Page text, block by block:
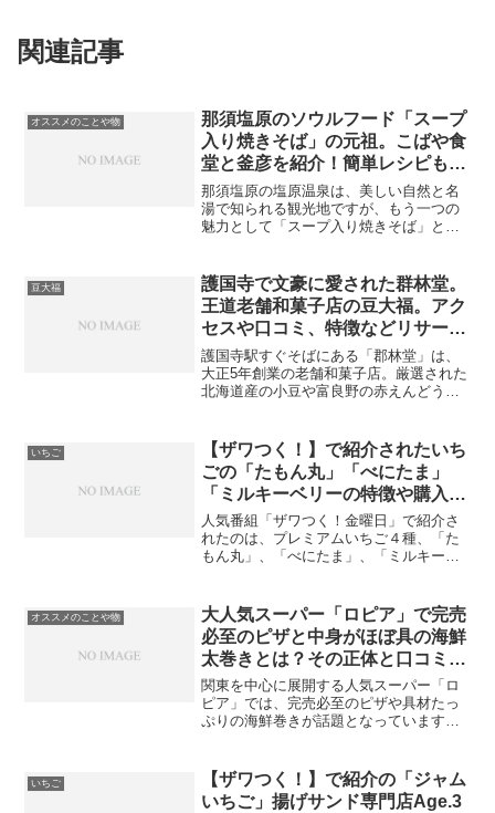
関連記事
オススメのことや物
那須塩原のソウルフード「スープ
入り焼きそば」の元祖。こばや食
堂と釜彦を紹介！簡単レシピも紹
介！！
那須塩原の塩原温泉は、美しい自然と名
湯で知られる観光地ですが、もう一つの
魅力として「スープ入り焼きそば」とい
堂”と“釜彦”をご紹介しながら、自宅でも
楽しめる簡単レシピ...
豆大福
護国寺で文豪に愛された群林堂。
王道老舗和菓子店の豆大福。アク
セスや口コミ、特徴などリサー
チ！！【東京三大豆大福】
護国寺駅すぐそばにある「郡林堂」は、
大正5年創業の老舗和菓子店。厳選された
北海道産の小豆や富良野の赤えんどう豆
は、文豪も愛した王同老舗和菓子店であ
る郡林堂の魅力や詳細情報...
いちご
【ザワつく！】で紹介されたいち
ごの「たもん丸」「べにたま」
「ミルキーベリーの特徴や購入方
法などリサーチ！
人気番組「ザワつく！金曜日」で紹介さ
れたのは、プレミアムいちご４種、「た
もん丸」、「べにたま」、「ミルキーベ
キーベリー」について、それぞれの品種
がどのように誕生し、どん...
オススメのことや物
大人気スーパー「ロピア」で完売
必至のピザと中身がほぼ具の海鮮
太巻きとは？その正体と口コミ、
ロピアの店舗などリサーチ
関東を中心に展開する人気スーパー「ロ
ピア」では、完売必至のピザや具材たっ
ぷりの海鮮巻きが話題となっています。
客に支持されています。本記事では、こ
れらの商品の詳細や口コミ...
いちご
【ザワつく！】で紹介の「ジャム
いちご」揚げサンド専門店Age.3